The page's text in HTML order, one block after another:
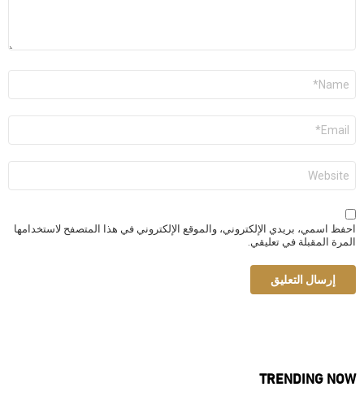
البريد
الإلكتروني
*
الموقع
الإلكتروني
احفظ اسمي، بريدي الإلكتروني، والموقع الإلكتروني في هذا المتصفح لاستخدامها
المرة المقبلة في تعليقي.
TRENDING NOW